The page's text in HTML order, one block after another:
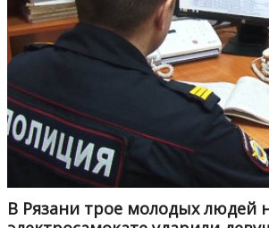
В Рязани трое молодых людей